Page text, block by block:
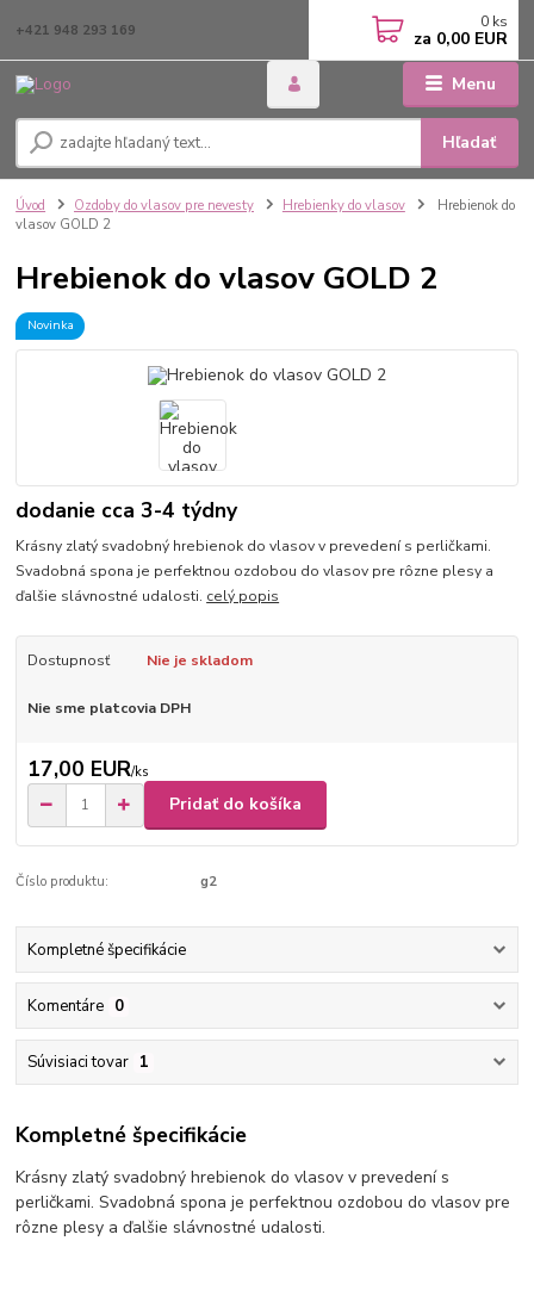
Menu
Hľadať
+421 948 293 169 0 ks
za 0,00 EUR
Úvod Ozdoby do vlasov pre nevesty Hrebienky do vlasov
Hrebienok do
vlasov GOLD 2
Hrebienok do vlasov GOLD 2
Novinka
dodanie cca 3-4 týdny
Krásny zlatý svadobný hrebienok do vlasov v prevedení s perličkami.
Svadobná spona je perfektnou ozdobou do vlasov pre rôzne plesy a
ďalšie slávnostné udalosti. celý popis
Dostupnosť Nie je skladom
Nie sme platcovia DPH
17,00 EUR/ks
Pridať do košíka
Číslo produktu: g2
Kompletné špecifikácie
Komentáre 0
Súvisiaci tovar 1
Kompletné špecifikácie
Krásny zlatý svadobný hrebienok do vlasov v prevedení s
perličkami. Svadobná spona je perfektnouozdobou do vlasov pre
rôzne plesy a ďalšie slávnostné udalosti.